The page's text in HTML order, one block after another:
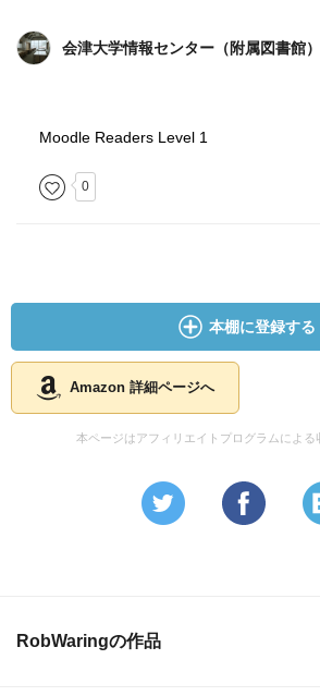
会津大学情報センター（附属図書館
Moodle Readers Level 1
0
本棚に登録する
Amazon 詳細ページへ
本ページはアフィリエイトプログラムによる
RobWaringの作品